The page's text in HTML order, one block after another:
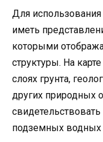
Для
иметь
которыми
структуры. На
слоях грунта,
других природных
подземных водных